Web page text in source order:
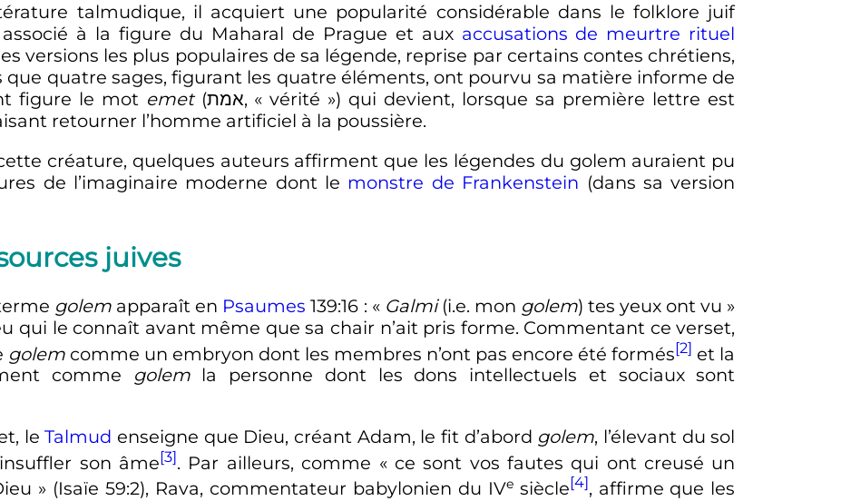
talmudique, il acquiert une popularité considérable dans le folklore juif
à la figure du Maharal de Prague et aux accusations de meurtre rituel
versions les plus populaires de sa légende, reprise par certains contes chrétiens,
que quatre sages, figurant les quatre éléments, ont pourvu sa matière informe de
figure le mot emet (אמת, « vérité ») qui devient, lorsque sa première lettre est
retourner l’homme artificiel à la poussière.
créature, quelques auteurs affirment que les légendes du golem auraient pu
de l’imaginaire moderne dont le monstre de Frankenstein (dans sa version
juives
golem apparaît en Psaumes 139:16 : « Galmi(i.e. mon golem) tes yeux ont vu »
qui le connaît avant même que sa chair n’ait pris forme. Commentant ce verset,
golemcomme un embryon dont les membres n’ont pas encore été formés[2] et la
comme golemla personne dont les dons intellectuels et sociaux sont
leTalmud enseigne que Dieu, créant Adam, le fit d’abord golem, l’élevant du sol
son âme[3]. Par ailleurs, comme « ce sont vos fautes qui ont creusé un
» (Isaïe 59:2), Rava, commentateur babylonien du IVe siècle[4], affirme que les